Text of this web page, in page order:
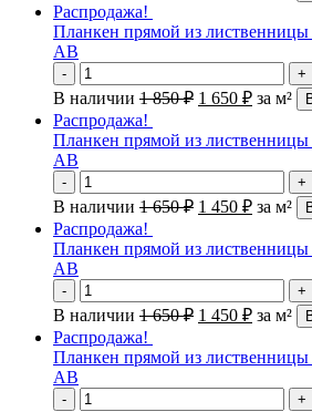
Распродажа!
Планкен прямой из
АВ
- +
В наличии 1 850₽ 1 650 ₽ за м²
Распродажа!
Планкен прямой из
АВ
- +
В наличии 1 650₽ 1 450 ₽ за м²
Распродажа!
Планкен прямой из
АВ
- +
В наличии 1 650₽ 1 450 ₽ за м²
Распродажа!
Планкен прямой из
АВ
- +